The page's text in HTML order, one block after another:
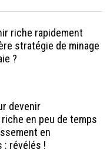
riche rapidement
stratégie de minage
?
devenir
en peu de temps
en
: révélés !